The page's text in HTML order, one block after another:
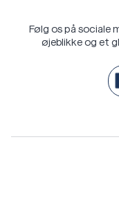
Følg os på sociale
øjeblikke og et